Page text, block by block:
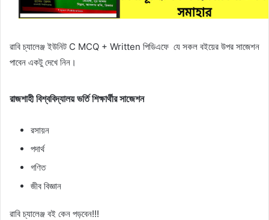
রাবি চ্যালেঞ্জ ইউনিট C MCQ + Written পিডিএফে যে সকল বইয়ের উপর সাজেশন
পাবেন একটু দেখে নিন।
রাজশাহী বিশ্ববিদ্যালয় ভর্তি শিক্ষার্থীর সাজেশন
রসায়ন
পদার্থ
গণিত
জীব বিজ্ঞান
রাবি চ্যালেঞ্জ বই কেন পড়বেন!!!